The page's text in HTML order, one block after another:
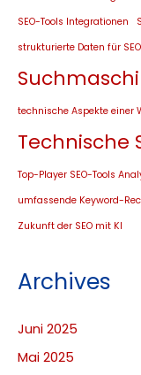
SEO-Tools Integrationen
strukturierte Daten für
technische Aspekte einer
Technische
Top-Player SEO-Tools
umfassende Keyword-
Zukunft der SEO mit KI
Archives
Juni 2025
Mai 2025